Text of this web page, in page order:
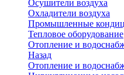
Осушители воздуха
Охладители воздуха
Промышленные
Тепловое оборудование
Отопление и
Назад
Отопление и